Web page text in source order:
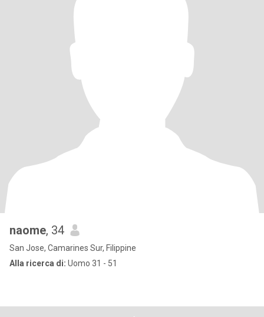
naome, 34
San Jose, Camarines Sur, Filippine
Alla ricerca di: Uomo 31 - 51